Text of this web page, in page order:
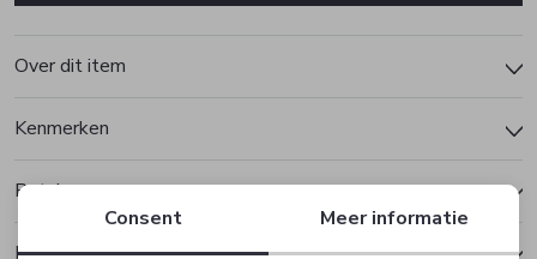
Over dit item
Kenmerken
Betalen
Bezorgen of ophalen
Consent Meer informatie